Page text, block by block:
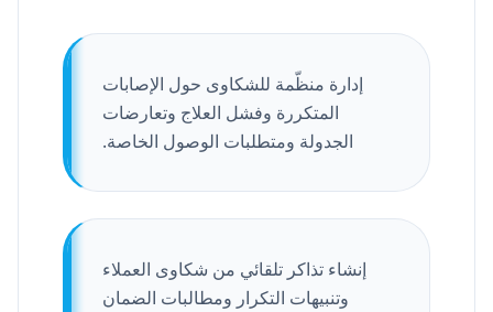
إدارة منظّمة للشكاوى حول الإصابات
المتكررة وفشل العلاج وتعارضات
الجدولة ومتطلبات الوصول الخاصة.
إنشاء تذاكر تلقائي من شكاوى العملاء
وتنبيهات التكرار ومطالبات الضمان